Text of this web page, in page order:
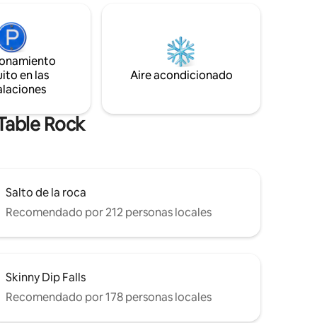
tiene
y de
ven y
de
totalmente equipada →→ Internet de alta
velocidad →→ Televisores inteligentes +
Netflix y YouTube TV gratis →→ 4 lugares
en las
Aire acondicionado
Rock
Salto de la roca
Recomendado por 212 personas locales
Skinny Dip Falls
Recomendado por 178 personas locales